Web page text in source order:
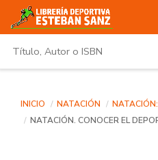
INICIO NATACIÓN
NATACIÓN. CONOCER EL